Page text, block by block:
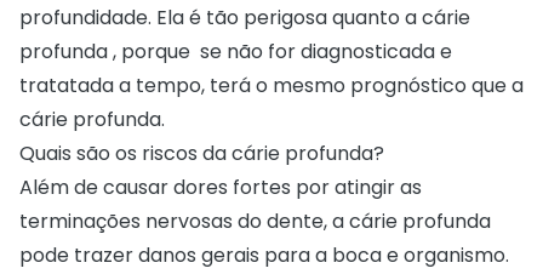
profundidade. Ela é tão perigosa quanto a cárie
profunda , porque se não for diagnosticada e
tratatada a tempo, terá o mesmo prognóstico que a
cárie profunda.
Quais são os riscos da cárie profunda?
Além de causar dores fortes por atingir as
terminações nervosas do dente, a cárie profunda
pode trazer danos gerais para a boca e organismo.